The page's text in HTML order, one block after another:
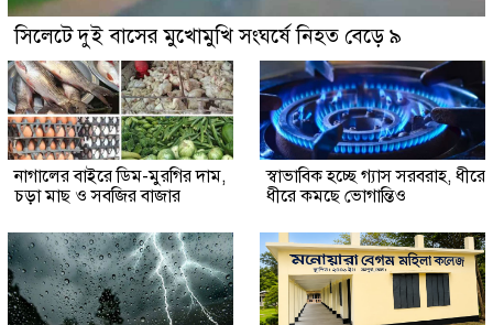
সিলেটে দুই বাসের মুখোমুখি সংঘর্ষে নিহত বেড়ে ৯
নাগালের বাইরে ডিম-মুরগির দাম,
চড়া মাছ ও সবজির বাজার
স্বাভাবিক হচ্ছে গ্যাস সরবরাহ, ধীরে
ধীরে কমছে ভোগান্তিও